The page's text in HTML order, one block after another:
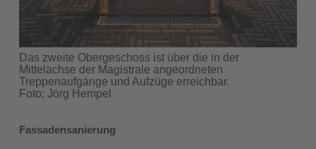
Das zweite Obergeschoss ist über die in der
Mittelachse der Magistrale angeordneten
Treppenaufgänge und Aufzüge erreichbar.
Foto: Jörg Hempel
Fassadensanierung